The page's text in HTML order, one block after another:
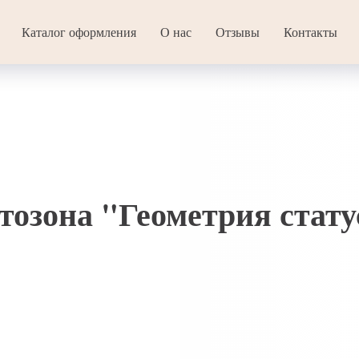
Каталог оформления О нас Отзывы Контакты
"Геометрия